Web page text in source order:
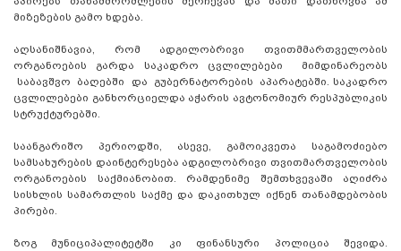
მიზეზების გამო ხდება.
აღსანიშნავია, რომ ადგილობრივი თვითმმართველობის
ორგანოების გარდა საკადრო ცვლილებები მიმდინარეობს
საბავშვო ბაღებში და გუბერნატორების აპარატებში. საკადრო
ცვლილებები განხორციელდა აჭარის ავტონომიურ რესპუბლიკის
სტრუქტურებში.
საანგარიშო პერიოდში, ასევე, გამოიკვეთა საგამოძიებო
სამსახურების დაინტერესება ადგილობრივი თვითმართველობის
ორგანოების საქმიანობით. რამდენიმე შემთხვევაში აღიძრა
სისხლის სამართლის საქმე და დაკითხულ იქნენ თანამდებობის
პირები.
ზოგ მუნიციპალიტეტში კი ფინანსური პოლიცია შევიდა.